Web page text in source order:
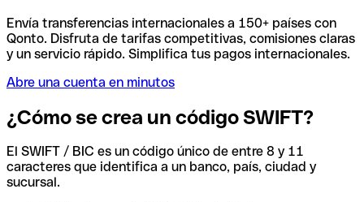
Envía transferencias internacionales a 150+ países con
Qonto. Disfruta de tarifas competitivas, comisiones claras
y un servicio rápido. Simplifica tus pagos internacionales.
Abre una cuenta en minutos
¿Cómo se crea un código SWIFT?
El SWIFT / BIC es un código único de entre 8 y 11
caracteres que identifica a un banco, país, ciudad y
sucursal.